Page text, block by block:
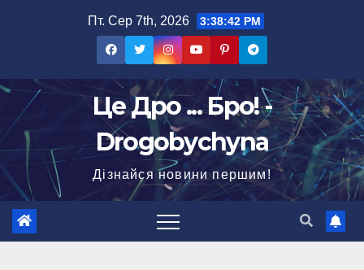
Пт. Сер 7th, 2026 3:38:43 PM
Це Дро ... Бро! -
Drogobychyna
Дізнайся новини першим!